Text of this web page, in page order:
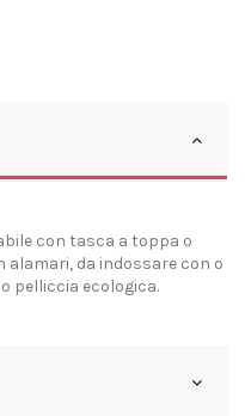
con tasca a toppa o
da indossare con o
pelliccia ecologica.